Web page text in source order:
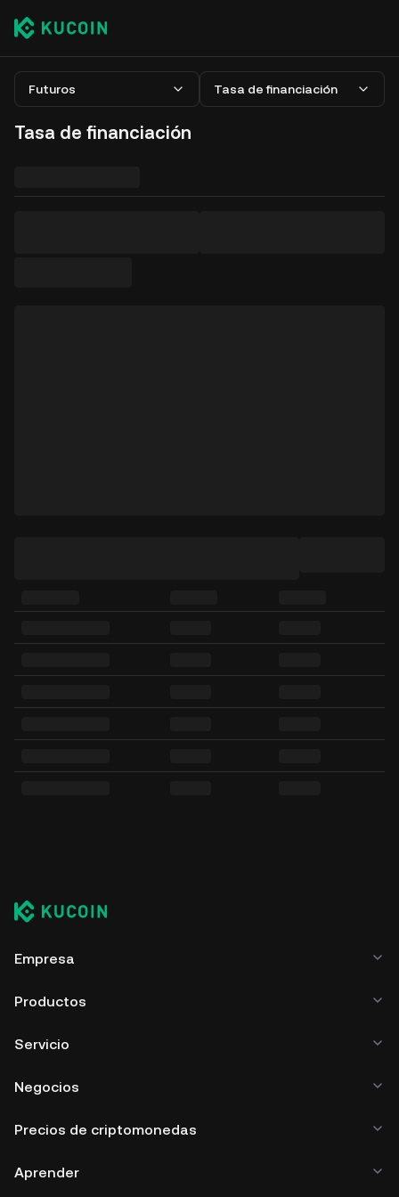
Futuros Tasa de financiación
Tasa de financiación
Empresa
Productos
Servicio
Negocios
Precios de criptomonedas
Aprender